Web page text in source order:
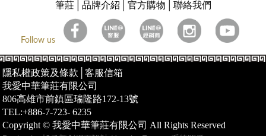
筆莊│ 品牌介紹 官方購物 聯絡我們
Follow us
隱私權政策及條款 │客服信箱
我愛中華筆莊有限公司
806高雄市前鎮區瑞隆路172-13號
TEL:+886-7-723- 6235
Copyright © 我愛中華筆莊有限公司 All Rights Reserved